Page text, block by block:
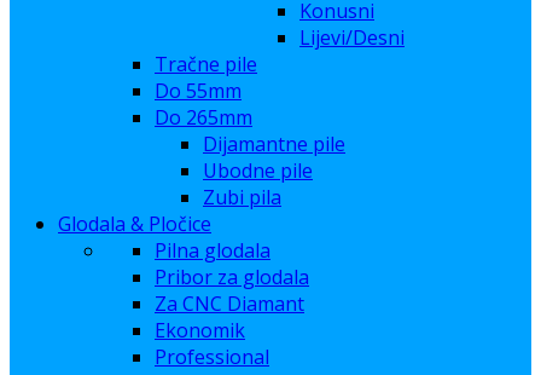
Konusni
Lijevi/Desni
Tračne pile
Do 55mm
Do 265mm
Dijamantne pile
Ubodne pile
Zubi pila
Glodala & Pločice
Pilna glodala
Pribor za glodala
Za CNC Diamant
Ekonomik
Professional